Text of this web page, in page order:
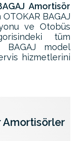
Amortisör
BAGAJ
ve Otobüs
tüm
model
hizmetlerini
Amortisörler